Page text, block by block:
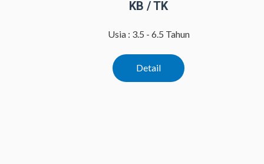
KB / TK
Usia : 3.5 - 6.5 Tahun
Detail